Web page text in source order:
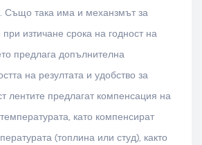
Също така има и механзмът за
изтичане срока на годност на
предлага допълнителна
на резултата и удобство за
лентите предлагат компенсация на
като компенсират
(топлина или студ), както